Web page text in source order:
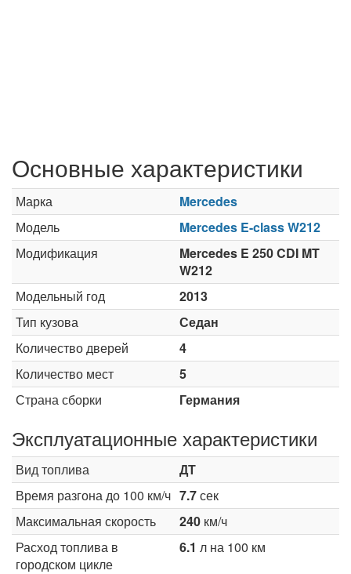
Основные характеристики
Марка
Mercedes
Модель
Mercedes E-class W212
Модификация
Mercedes E 250 CDI MT
W212
Модельный год
2013
Тип кузова
Седан
Количество дверей
4
Количество мест
5
Страна сборки
Германия
Эксплуатационные характеристики
Вид топлива
ДТ
Время разгона до 100 км/ч 7.7сек
Максимальная скорость
240 км/ч
Расход топлива в
городском цикле
6.1 л на 100 км